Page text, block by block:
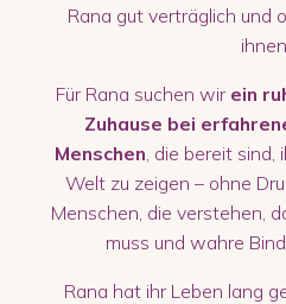
Rana gut verträglich und
Für Rana suchen wir ein
Zuhause bei
Menschen, die bereit sind,
Welt zu zeigen – ohne
Menschen, die verstehen,
muss und wahre
Rana hat ihr Leben lang